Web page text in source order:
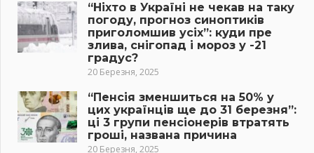
“Ніхто в Україні не чекав на таку
погоду, прогноз синоптиків
приголомшив усіх”: куди пре
злива, снігопад і мороз у -21
градус?
20 Березня, 2025
“Пенсія зменшиться на 50% у
цих українців ще до 31 березня”:
ці 3 групи пенсіонерів втратять
гроші, названа причина
20 Березня, 2025